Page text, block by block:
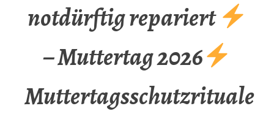
notdürftig repariert
– Muttertag 2026
Muttertagsschutzrituale